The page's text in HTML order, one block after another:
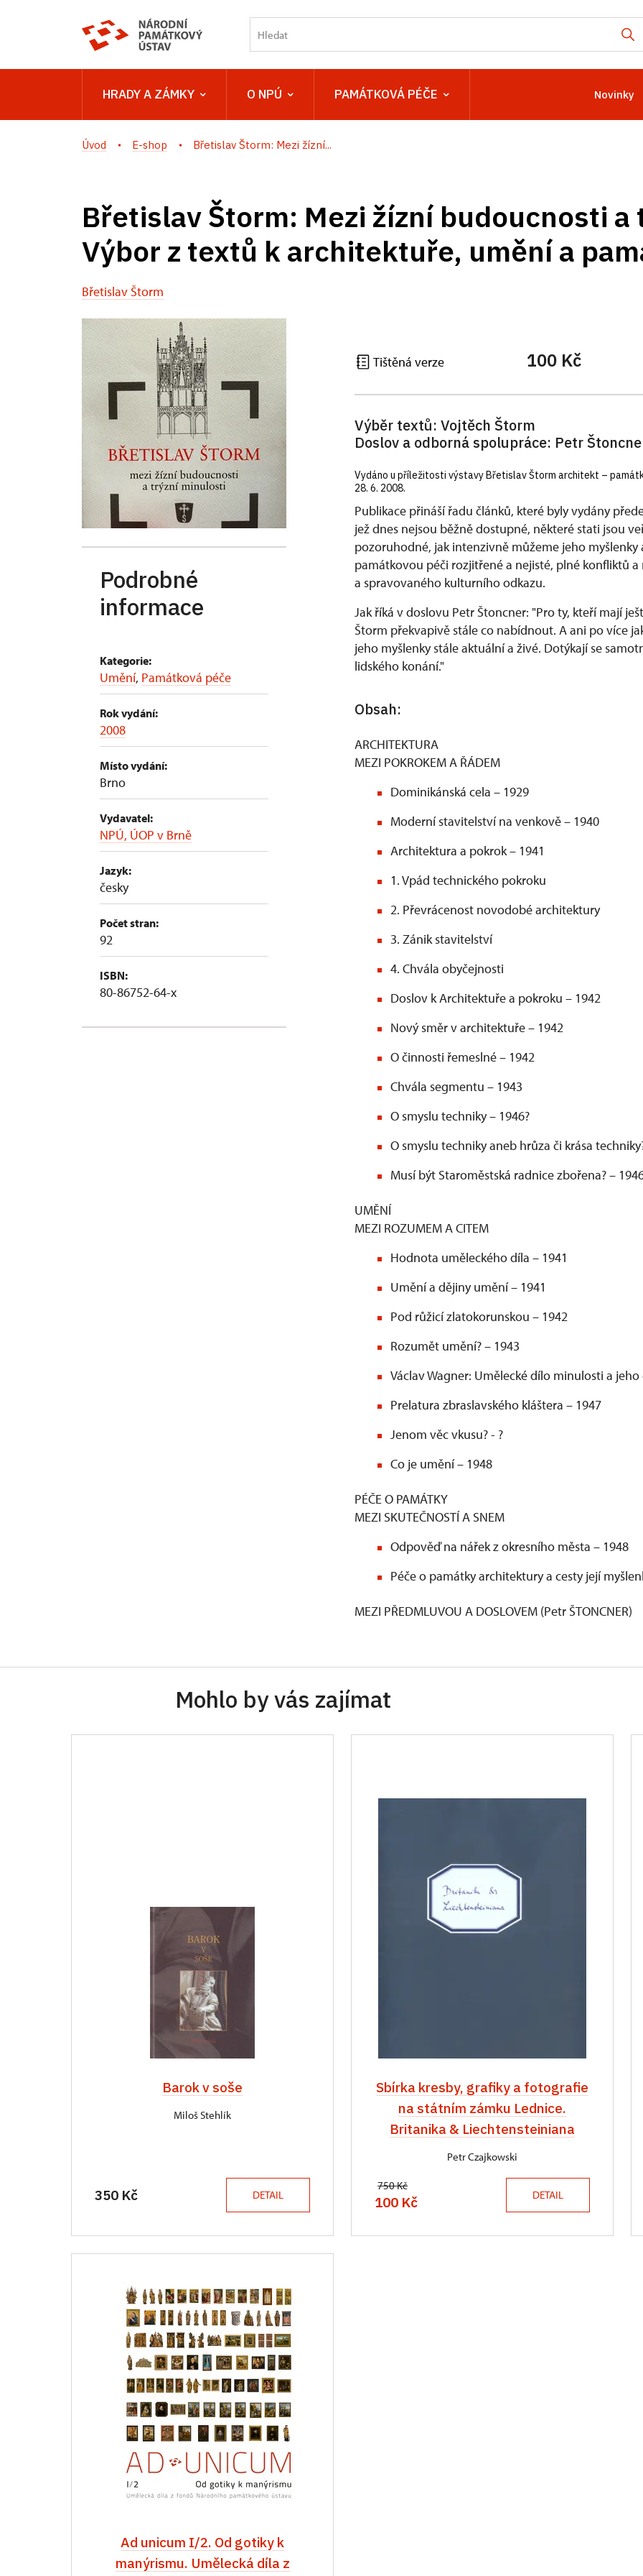
HRADY A ZÁMKY O NPÚ PAMÁTKOVÁ PÉČE Novinky
Úvod E-shop Břetislav Štorm: Mezi žízní...
Břetislav Štorm: Mezi žízní budoucnosti
Výbor z textů k architektuře, umění a
Břetislav Štorm
Podrobné
informace
Kategorie:
Umění, Památková péče
Rok vydání:
2008
Místo vydání:
Brno
Vydavatel:
NPÚ, ÚOP v Brně
Jazyk:
česky
Počet stran:
92
ISBN:
80-86752-64-x
Tištěná verze 100 Kč
Výběr textů: Vojtěch Štorm
Doslov a odborná spolupráce: Petr
Vydáno u příležitosti výstavy Břetislav Štorm architekt –
28. 6. 2008.
Publikace přináší řadu článků, které byly vydány
jež dnes nejsou běžně dostupné, některé stati jsou
pozoruhodné, jak intenzivně můžeme jeho
památkovou péči rozjitřené a nejisté, plné konfliktů
a spravovaného kulturního odkazu.
Jak říká v doslovu Petr Štoncner: "Pro ty, kteří mají
Štorm překvapivě stále co nabídnout. A ani po více
jeho myšlenky stále aktuální a živé. Dotýkají se
lidského konání."
Obsah:
ARCHITEKTURA
MEZI POKROKEM A ŘÁDEM
Dominikánská cela – 1929
Moderní stavitelství na venkově – 1940
Architektura a pokrok – 1941
1. Vpád technického pokroku
2. Převrácenost novodobé architektury
3. Zánik stavitelství
4. Chvála obyčejnosti
Doslov k Architektuře a pokroku – 1942
Nový směr v architektuře – 1942
O činnosti řemeslné – 1942
Chvála segmentu – 1943
O smyslu techniky – 1946?
O smyslu techniky aneb hrůza či krása
Musí být Staroměstská radnice zbořena? –
UMĚNÍ
MEZI ROZUMEM A CITEM
Hodnota uměleckého díla – 1941
Umění a dějiny umění – 1941
Pod růžicí zlatokorunskou – 1942
Rozumět umění? – 1943
Václav Wagner: Umělecké dílo minulosti a jeho
Prelatura zbraslavského kláštera – 1947
Jenom věc vkusu? - ?
Co je umění – 1948
PÉČE O PAMÁTKY
MEZI SKUTEČNOSTÍ A SNEM
Odpověď na nářek z okresního města – 1948
Péče o památky architektury a cesty její
MEZI PŘEDMLUVOU A DOSLOVEM (Petr ŠTONCNER)
Mohlo by vás zajímat
Barok v soše
Miloš Stehlík
350 Kč DETAIL
Sbírka kresby, grafiky a fotografie
na státním zámku Lednice.
Britanika & Liechtensteiniana
Petr Czajkowski
750 Kč
100 Kč DETAIL
Ad unicum I/2. Od gotiky k
manýrismu. Umělecká díla z